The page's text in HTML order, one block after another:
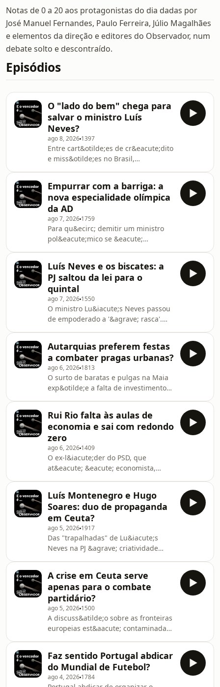
Notas de 0 a 20 aos protagonistas do dia dadas por
José Manuel Fernandes, Paulo Ferreira, Júlio Magalhães
e elementos da direção e editores do Observador, num
debate solto e descontraído.
Episódios
O "lado do bem" chega para
salvar o ministro Luís
Neves?
ago 8, 2026 1397
Entre cart&otilde;es de cr&eacute;dito
e miss&otilde;es no Brasil,
resgate, mas a atmosfera est&aacute;
cada vez mais asfixiante para o
ministro.See omnystudio.com/listener
for privacy information.
Empurrar com a barriga: a
nova especialidade olímpica
da AD
ago 7, 2026 1759
Para qu&ecirc; demitir um ministro
pol&eacute;mico se &eacute;
de Ant&oacute;nio Costa? O atual
executivo aposta forte no desgaste do
regime &agrave; espera que o tempo
resolva tudo.See
omnystudio.com/listener for privacy
information.
Luís Neves e os biscates: a
PJ saltou da lei para o
quintal
ago 7, 2026 1550
O ministro Lu&iacute;s Neves passou
de empoderado a '&agrave; rasca'.
PJ, a governa&ccedil;&atilde;o de
Montenegro parece o tal circo onde
"at&eacute; os an&otilde;es
crescem".See
omnystudio.com/listener for privacy
information.
Autarquias preferem festas
a combater pragas urbanas?
ago 6, 2026 1813
O surto de baratas e pulgas na Maia
exp&otilde;e a falta de investimento
aus&ecirc;ncia de
regula&ccedil;&atilde;o europeia
amea&ccedil;am o estado de direito e
a seguran&ccedil;a.See
omnystudio.com/listener for privacy
information.
Rui Rio falta às aulas de
economia e sai com redondo
zero
ago 6, 2026 1409
O ex-l&iacute;der do PSD, que
at&eacute; &eacute; economista,
acharam a demagogia barata e
deram-lhe uma nota t&atilde;o
redonda como os lucros de que se
queixa.See omnystudio.com/listener
for privacy information.
Luís Montenegro e Hugo
Soares: duo de propaganda
em Ceuta?
ago 5, 2026 1917
Das "trapalhadas" de Lu&iacute;s
Neves na PJ &agrave; criatividade
vespas". Junta-se as jogadas de
Infantino na FIFA e o aproveitamento
pol&iacute;tico em Ceuta.See
omnystudio.com/listener for privacy
information.
A crise em Ceuta serve
apenas para o combate
partidário?
ago 5, 2026 1500
A discuss&atilde;o sobre as fronteiras
europeias est&aacute; contaminada
arma pol&iacute;tica. O PM n&atilde;o
tirar f&eacute;rias &eacute; visto
como uma encena&ccedil;&atilde;o
Faz sentido Portugal abdicar
do Mundial de Futebol?
ago 4, 2026 1784